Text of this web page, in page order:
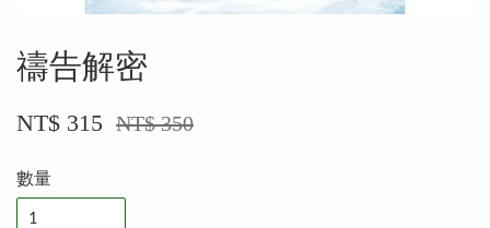
禱告解密
NT$ 315 NT$ 350
數量